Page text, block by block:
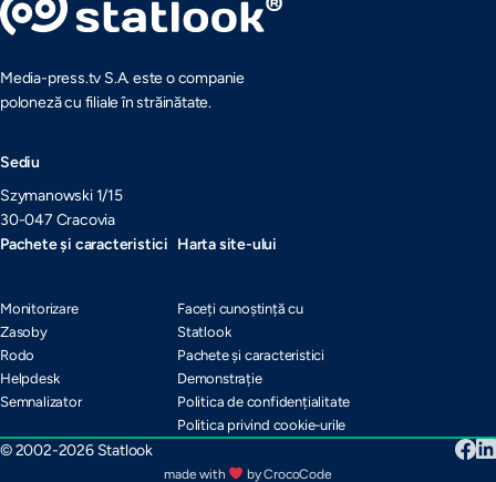
Media-press.tv S.A. este o companie
poloneză cu filiale în străinătate.
Sediu
Szymanowski 1/15
30-047 Cracovia
Pachete și caracteristici
Monitorizare
Zasoby
Rodo
Helpdesk
Semnalizator
Harta site-ului
Faceți cunoștință cu
Statlook
Pachete și caracteristici
Demonstrație
Politica de confidențialitate
Politica privind cookie-urile
© 2002-2026 Statlook
made with by CrocoCode